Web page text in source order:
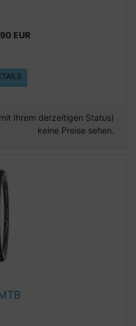
EUR
Ihrem derzeitigen Status)
keine Preise sehen.